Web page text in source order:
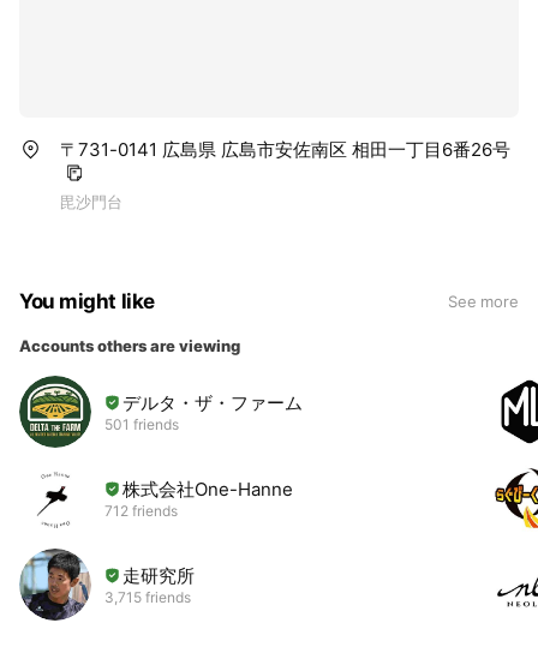
〒731-0141 広島県 広島市安佐南区 相田一丁目6番26号
毘沙門台
You might like See more
Accounts others are viewing
デルタ・ザ・ファーム
501 friends
株式会社One-Hanne
712 friends
走研究所
3,715 friends